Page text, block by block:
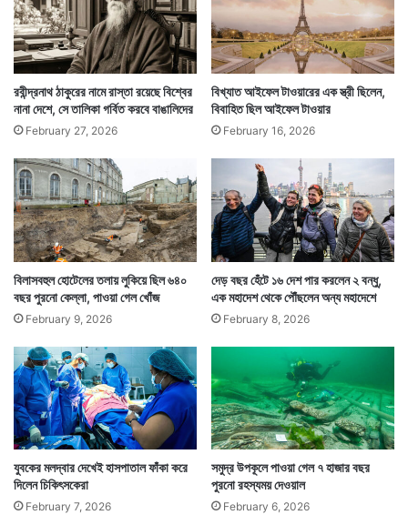
এদিকে ফ্রান্সের প্রধানমন্ত্রী এই ঘটনা নিয়ে ন্যাশনাল
অ্যাসেম্বলিতে জানাতে গিয়ে বলেন, গণতন্ত্রে মত বিরোধ থাকবে।
এই ঘটনার পর ফ্রান্সের প্রেসিডেন্টের পাশেই দাঁড়িয়েছেন ফ্রান্সের
বিরোধী নেতা জাঁ লুক মেলঁশোঁ। ট্যুইট করে ফ্রান্সের প্রেসিডেন্টের
রবীন্দ্রনাথ ঠাকুরের নামে রাস্তা রয়েছে বিশ্বের
নানা দেশে, সে তালিকা গর্বিত করবে বাঙালিদের
February 27, 2026
বিখ্যাত আইফেল টাওয়ারের এক স্ত্রী ছিলেন,
বিবাহিত ছিল আইফেল টাওয়ার
February 16, 2026
বিলাসবহুল হোটেলের তলায় লুকিয়ে ছিল ৬৪০
বছর পুরনো কেল্লা, পাওয়া গেল খোঁজ
February 9, 2026
দেড় বছর হেঁটে ১৬ দেশ পার করলেন ২ বন্ধু,
এক মহাদেশ থেকে পৌঁছলেন অন্য মহাদেশে
February 8, 2026
যুবকের মলদ্বার দেখেই হাসপাতাল ফাঁকা করে
দিলেন চিকিৎসকেরা
February 7, 2026
সমুদ্র উপকূলে পাওয়া গেল ৭ হাজার বছর
পুরনো রহস্যময় দেওয়াল
February 6, 2026